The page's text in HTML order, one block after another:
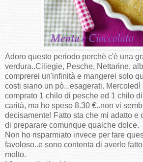
Adoro questo periodo perchè c'è una
verdura..Ciliegie, Pesche, Nettarine,
comprerei un'infinità e mangerei solo
costi siano un pò...esagerati.
comprato 1 chilo di pesche ed 1 chilo
carità, ma ho speso 8.30 €..non vi
decisamente! Fatto sta che mi adatto e
di preparare comunque qualche dolce.
Non ho risparmiato invece per fare
favoloso..e sono contenta di averlo
molto.